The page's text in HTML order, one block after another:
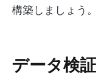
構築しましょう。
データ検